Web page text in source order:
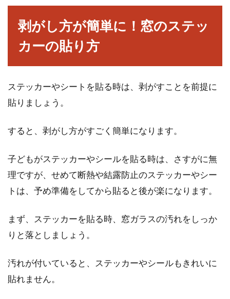
窓の隙間から入り込む冷気は、思っている以上
に部屋を冷やします。かといって隙間を埋め
る、窓を取り...
ある！掃除方法をご紹介！
か頻繁に行う人は少ないのではないでしょう
窓から入る蚊やハエ！虫を寄せ付け
気温が上がってくると、家の窓を開け放ち、風
ても気に...
剥がし方が簡単に！窓のステッ
カーの貼り方
ステッカーやシートを貼る時は、剥がすことを前提に
貼りましょう。
すると、剥がし方がすごく簡単になります。
子どもがステッカーやシールを貼る時は、さすがに無
理ですが、せめて断熱や結露防止のステッカーやシー
トは、予め準備をしてから貼ると後が楽になります。
まず、ステッカーを貼る時、窓ガラスの汚れをしっか
りと落としましょう。
汚れが付いていると、ステッカーやシールもきれいに
貼れません。